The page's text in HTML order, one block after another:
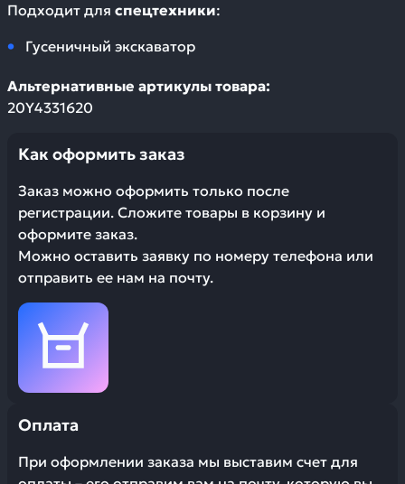
Подходит для спецтехники:
Гусеничный экскаватор
Альтернативные артикулы товара:
20Y4331620
Как оформить заказ
Заказ можно оформить только после
регистрации. Сложите товары в корзину и
оформите заказ.
Можно оставить заявку по номеру телефона или
отправить ее нам на почту.
Оплата
При оформлении заказа мы выставим счет для